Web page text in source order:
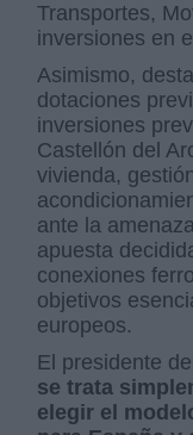
Transportes,
inversiones en
Asimismo,
dotaciones
inversiones
Castellón del
vivienda,
ante la
apuesta
conexiones
objetivos
europeos.
El presidente
se trata
elegir el